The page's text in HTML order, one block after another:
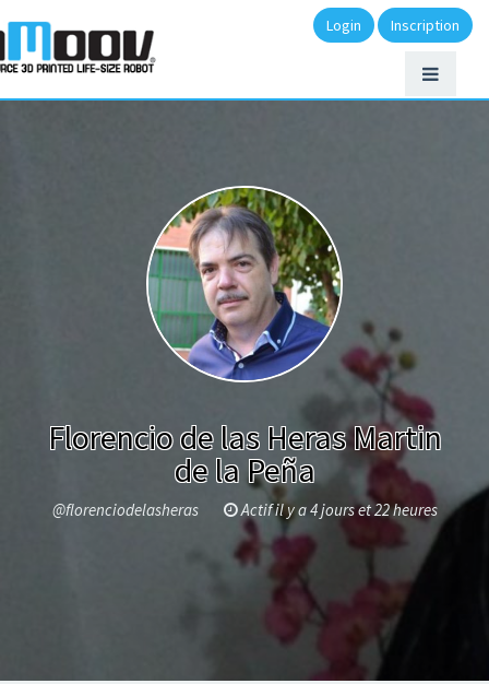
Login Inscription
Florencio de las Heras Martin
de la Peña
@florenciodelasheras Actif il y a 4 jours et 22 heures